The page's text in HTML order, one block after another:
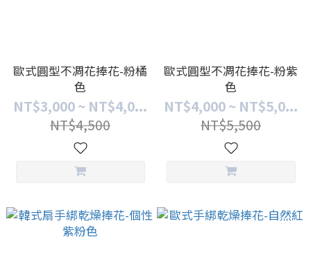
歐式圓型不凋花捧花-粉橘
色
NT$3,000 ~ NT$4,0...
NT$4,500
歐式圓型不凋花捧花-粉紫
色
NT$4,000 ~ NT$5,0...
NT$5,500